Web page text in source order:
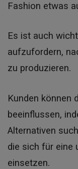
Fashion etwas
Es ist auch
aufzufordern,
zu produzieren.
Kunden können
beeinflussen,
Alternativen
die sich für eine
einsetzen.